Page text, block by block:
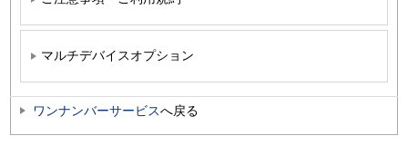
マルチデバイスオプション
ワンナンバーサービスへ戻る